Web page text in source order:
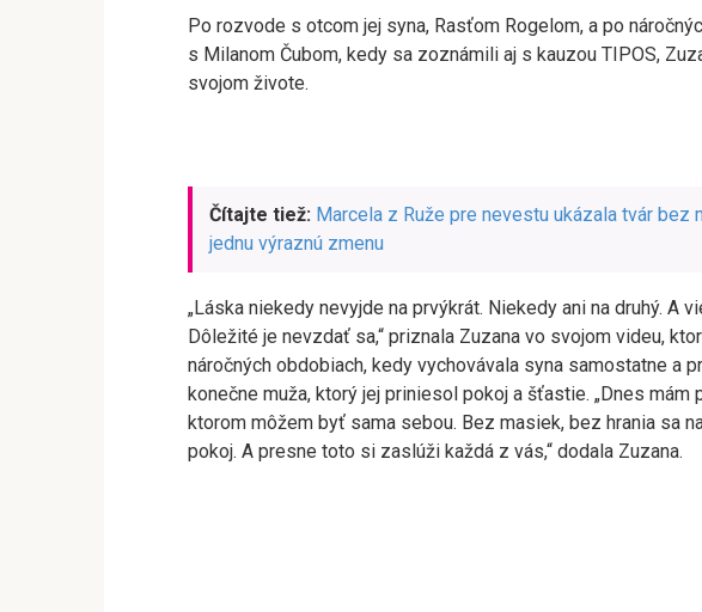
Po rozvode s otcom jej syna, Rasťom Rogelom, a po
s Milanom Čubom, kedy sa zoznámili aj s kauzou TIPOS,
svojom živote.
Čítajte tiež: Marcela z Ruže pre nevestu ukázala tvár bez
jednu výraznú zmenu
„Láska niekedy nevyjde na prvýkrát. Niekedy ani na druhý. A
Dôležité je nevzdať sa,“ priznala Zuzana vo svojom videu,
náročných obdobiach, kedy vychovávala syna samostatne a
konečne muža, ktorý jej priniesol pokoj a šťastie. „Dnes mám
ktorom môžem byť sama sebou. Bez masiek, bez hrania sa
pokoj. A presne toto si zaslúži každá z vás,“ dodala Zuzana.